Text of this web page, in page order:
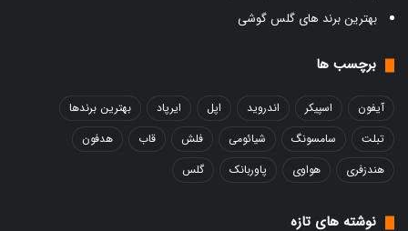
بهترین برند های گلس گوشی
برچسب ها
آیفون اسپیکر اندروید اپل ایرپاد
بهترین برندها
تبلت
سامسونگ شیائومی فلش قاب
هدفون
هندزفری
هواوی پاوربانک گلس
نوشته های تازه